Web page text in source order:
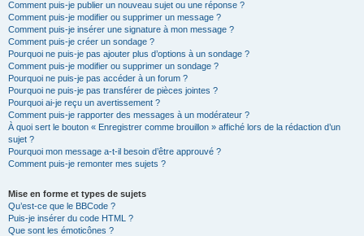
Comment puis-je publier un nouveau sujet ou une réponse ?
Comment puis-je modifier ou supprimer un message ?
Comment puis-je insérer une signature à mon message ?
Comment puis-je créer un sondage ?
Pourquoi ne puis-je pas ajouter plus d’options à un sondage ?
Comment puis-je modifier ou supprimer un sondage ?
Pourquoi ne puis-je pas accéder à un forum ?
Pourquoi ne puis-je pas transférer de pièces jointes ?
Pourquoi ai-je reçu un avertissement ?
Comment puis-je rapporter des messages à un modérateur ?
À quoi sert le bouton « Enregistrer comme brouillon » affiché lors de la rédaction d’un
sujet ?
Pourquoi mon message a-t-il besoin d’être approuvé ?
Comment puis-je remonter mes sujets ?
Mise en forme et types de sujets
Qu’est-ce que le BBCode ?
Puis-je insérer du code HTML ?
Que sont les émoticônes ?